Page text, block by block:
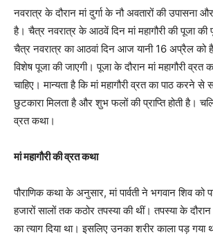
नवरात्र के दौरान मां दुर्गा के नौ अवतारों की उपासना
है। चैत्र नवरात्र के आठवें दिन मां महागौरी की पूजा की
चैत्र नवरात्र का आठवां दिन आज यानी 16 अप्रैल को
विशेष पूजा की जाएगी। पूजा के दौरान मां महागौरी व्रत
चाहिए। मान्यता है कि मां महागौरी व्रत का पाठ करने से
छुटकारा मिलता है और शुभ फलों की प्राप्ति होती है।
व्रत कथा।
मां महागौरी की व्रत कथा
पौराणिक कथा के अनुसार, मां पार्वती ने भगवान शिव
हजारों सालों तक कठोर तपस्या की थीं। तपस्या के
का त्याग दिया था। इसलिए उनका शरीर काला पड़ गया